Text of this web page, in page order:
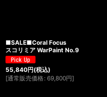
■SALE■Coral Focus
スコリミア WarPaint No.9
55,840円(税込)
[通常販売価格 : 69,800円]